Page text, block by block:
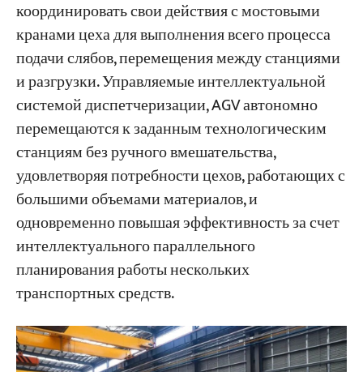
координировать свои действия с мостовыми
кранами цеха для выполнения всего процесса
подачи слябов, перемещения между станциями
и разгрузки. Управляемые интеллектуальной
системой диспетчеризации, AGV автономно
перемещаются к заданным технологическим
станциям без ручного вмешательства,
удовлетворяя потребности цехов, работающих с
большими объемами материалов, и
одновременно повышая эффективность за счет
интеллектуального параллельного
планирования работы нескольких
транспортных средств.